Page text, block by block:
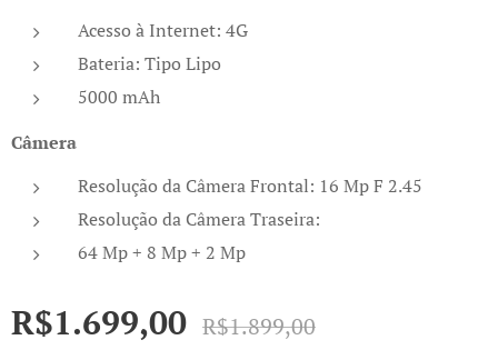
Acesso à Internet: 4G
Bateria: Tipo Lipo
5000 mAh
Câmera
Resolução da Câmera Frontal: 16 Mp F 2.45
Resolução da Câmera Traseira:
64 Mp + 8 Mp + 2 Mp
R$1.699,00 R$1.899,00